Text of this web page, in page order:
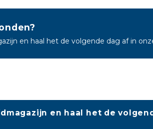
en haal het de volgende dag af in
en haal het de